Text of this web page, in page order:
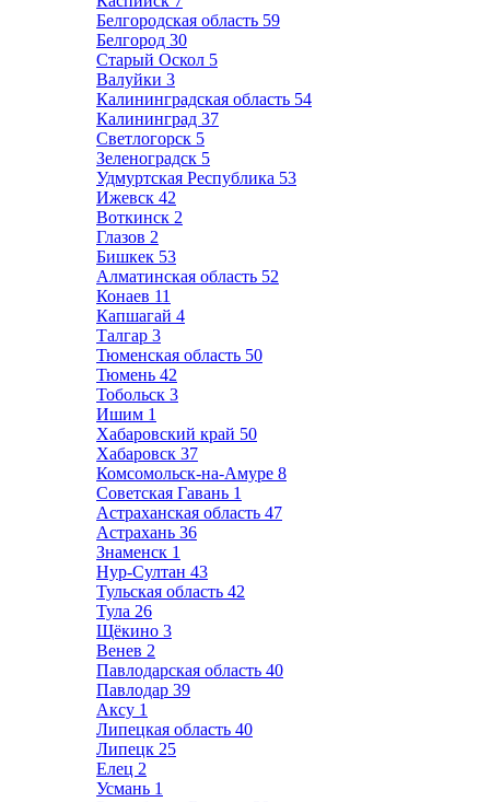
Белгородская область 59
Белгород 30
Старый Оскол 5
Валуйки 3
Калининградская область 54
Калининград 37
Светлогорск 5
Зеленоградск 5
Удмуртская Республика 53
Ижевск 42
Воткинск 2
Глазов 2
Бишкек 53
Алматинская область 52
Конаев 11
Капшагай 4
Талгар 3
Тюменская область 50
Тюмень 42
Тобольск 3
Ишим 1
Хабаровский край 50
Хабаровск 37
Комсомольск-на-Амуре 8
Советская Гавань 1
Астраханская область 47
Астрахань 36
Знаменск 1
Нур-Султан 43
Тульская область 42
Тула 26
Щёкино 3
Венев 2
Павлодарская область 40
Павлодар 39
Аксу 1
Липецкая область 40
Липецк 25
Елец 2
Усмань 1